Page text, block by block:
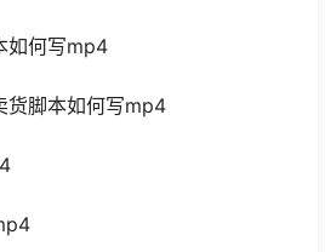
如何写mp4
货脚本如何写mp4